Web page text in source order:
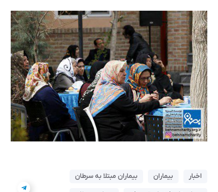
اخبار بیماران
بیماران مبتلا به سرطان